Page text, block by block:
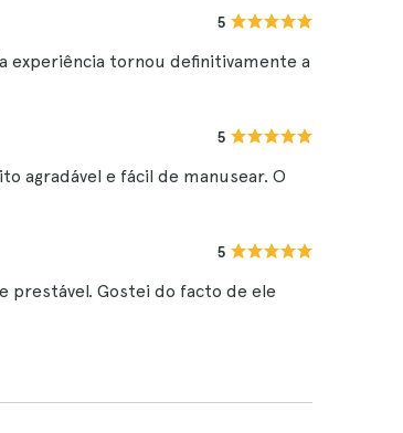
5
experiência tornou definitivamente a
5
agradável e fácil de manusear. O
5
prestável. Gostei do facto de ele